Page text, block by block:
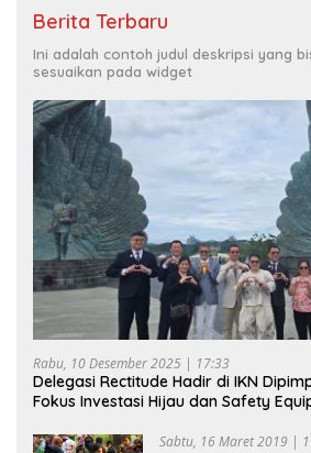
Berita Terbaru
Ini adalah contoh judul deskripsi yang
sesuaikan pada widget
Rabu, 10 Desember 2025 | 17:33
Delegasi Rectitude Hadir di IKN
Fokus Investasi Hijau dan Safety
Sabtu, 16 Maret 2019 |